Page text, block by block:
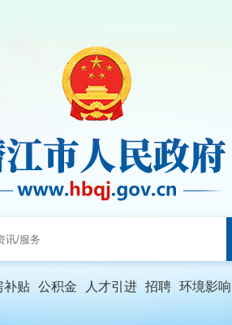
补贴 公积金 人才引进 招聘 环境影响